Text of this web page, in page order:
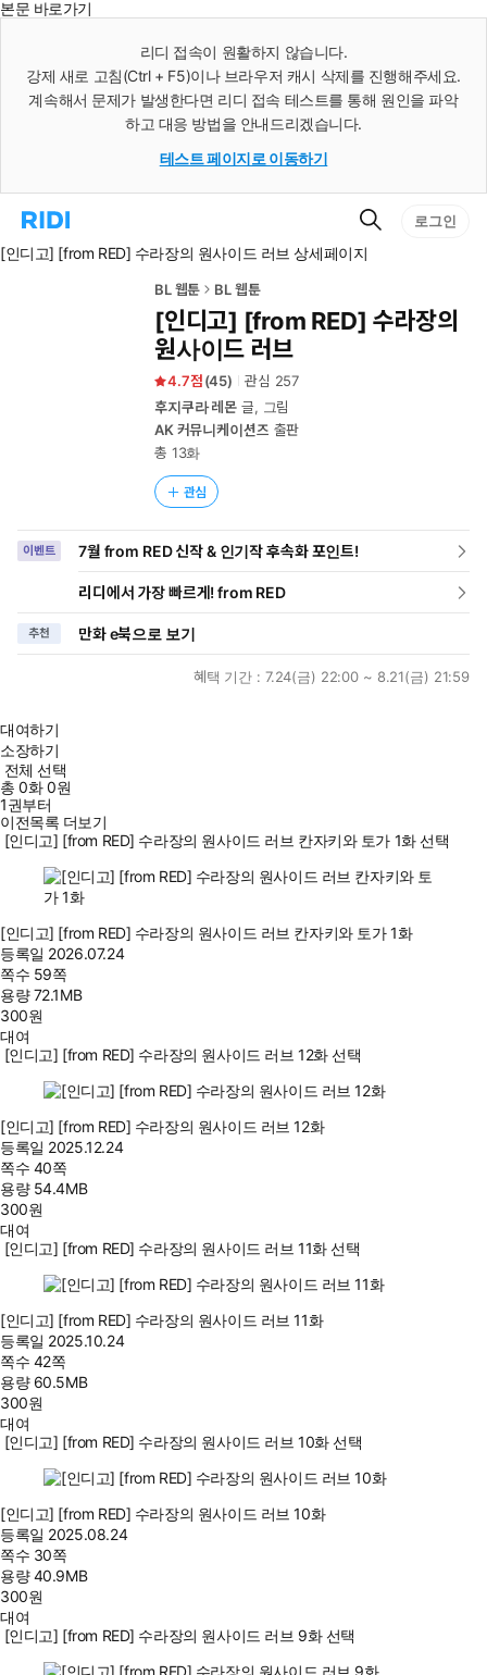
본문 바로가기
리디 접속이 원활하지 않습니다.
강제 새로 고침(Ctrl + F5)이나 브라우저 캐시 삭제를 진행해주세요.
계속해서 문제가 발생한다면 리디 접속 테스트를 통해 원인을 파악
하고 대응 방법을 안내드리겠습니다.
테스트 페이지로 이동하기
리
홈
검
색
로그인
[인디고] [from RED] 수라장의 원사이드 러브 상세페이지
BL 웹툰 BL 웹툰
[인디고] [from RED] 수라장의
원사이드 러브
4.7 (45) 관심 257
후지쿠라 레몬 글, 그림
AK 커뮤니케이션즈 출판
총 13화
관심
이벤트 7월 from RED 신작 & 인기작 후속화 포인트!
리디에서 가장 빠르게! from RED
추천 만화 e북으로 보기
혜택 기간 : 7.24(금) 22:00 ~ 8.21(금) 21:59
대여하기
소장하기
전체 선택
총0화0원
1권부터
이전목록 더보기
[인디고] [from RED] 수라장의 원사이드 러브 칸자키와 토가 1화 선택
[인디고] [from RED] 수라장의 원사이드 러브 칸자키와 토가 1화
등록일 2026.07.24
쪽수 59쪽
용량72.1MB
300원
대여
[인디고] [from RED] 수라장의 원사이드 러브 12화 선택
[인디고] [from RED] 수라장의 원사이드 러브 12화
등록일 2025.12.24
쪽수 40쪽
용량 54.4MB
300원
대여
[인디고] [from RED] 수라장의 원사이드 러브 11화 선택
[인디고] [from RED] 수라장의 원사이드 러브 11화
등록일 2025.10.24
쪽수 42쪽
용량 60.5MB
300원
대여
[인디고] [from RED] 수라장의 원사이드 러브 10화 선택
[인디고] [from RED] 수라장의 원사이드 러브 10화
등록일 2025.08.24
쪽수 30쪽
용량40.9MB
300원
대여
[인디고] [from RED] 수라장의 원사이드 러브 9화 선택